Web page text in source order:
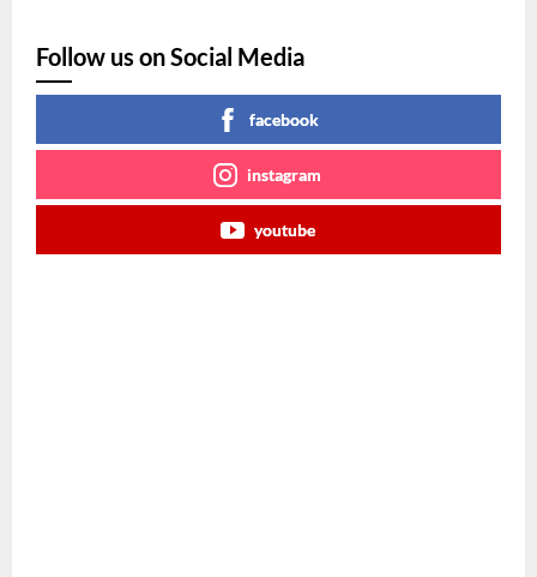
Follow us on Social Media
facebook
instagram
youtube